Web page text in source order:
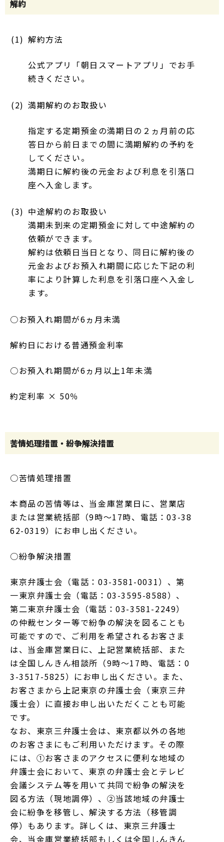
解約
(1) 解約方法
公式アプリ「朝日スマートアプリ」でお手
続きください。
(2) 満期解約のお取扱い
指定する定期預金の満期日の２ヵ月前の応
答日から前日までの間に満期解約の予約を
してください。
満期日に解約後の元金および利息を引落口
座へ入金します。
(3) 中途解約のお取扱い
満期未到来の定期預金に対して中途解約の
依頼ができます。
解約は依頼日当日となり、同日に解約後の
元金およびお預入れ期間に応じた下記の利
率により計算した利息を引落口座へ入金し
ます。
○お預入れ期間が6ヵ月未満
解約日における普通預金利率
○お預入れ期間が6ヵ月以上1年未満
約定利率 × 50％
苦情処理措置・ 紛争解決措置
○苦情処理措置
本商品の苦情等は、当金庫営業日に、営業店
または営業統括部（9時～17時、電話：03-38
62-0319）にお申し出ください。
○紛争解決措置
東京弁護士会（電話：03-3581-0031）、第
一東京弁護士会（電話：03-3595-8588）、
第二東京弁護士会（電話：03-3581-2249）
の仲裁センター等で紛争の解決を図ることも
可能ですので、ご利用を希望されるお客さま
は、当金庫営業日に、上記営業統括部、また
は全国しんきん相談所（9時～17時、電話：0
3-3517-5825）にお申し出ください。また、
お客さまから上記東京の弁護士会（東京三弁
護士会）に直接お申し出いただくことも可能
です。
なお、東京三弁護士会は、東京都以外の各地
のお客さまにもご利用いただけます。その際
には、①お客さまのアクセスに便利な地域の
弁護士会において、東京の弁護士会とテレビ
会議システム等を用いて共同で紛争の解決を
図る方法（現地調停）、②当該地域の弁護士
会に紛争を移管し、解決する方法（移管調
停）もあります。詳しくは、東京三弁護士
会、当金庫営業統括部もしくは全国しんきん